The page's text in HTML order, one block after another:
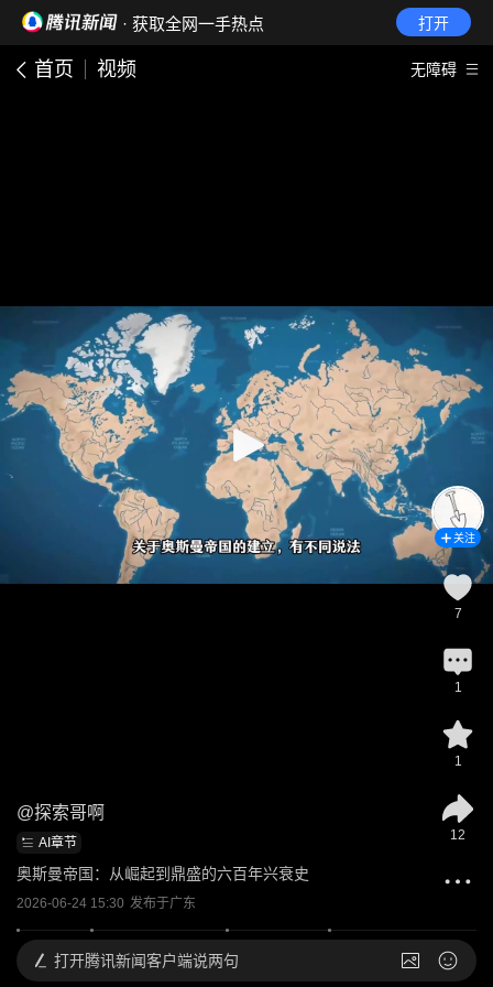
· 获取全网一手热点 打开
首页 视频 无障碍
@探索哥啊
AI章节
奥斯曼帝国：从崛起到鼎盛的六百年兴衰史
2026-06-24 15:30 发布于广东
关注
7
1
1
12
打开腾讯新闻客户端说两句